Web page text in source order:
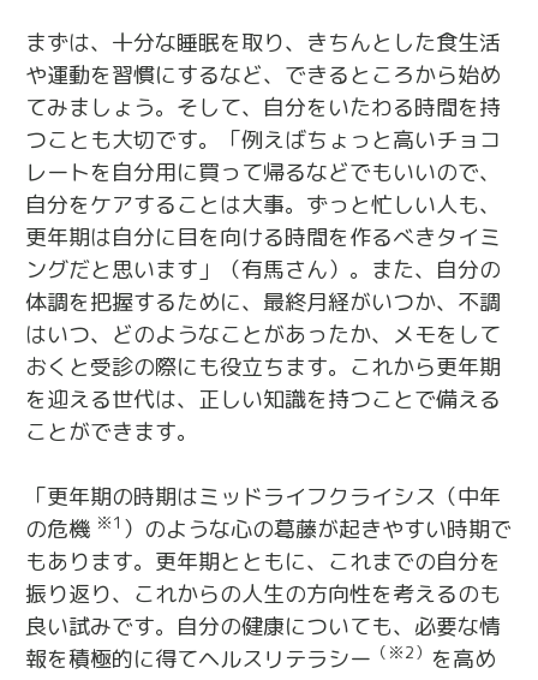
まずは、十分な睡眠を取り、きちんとした食生活
や運動を習慣にするなど、できるところから始め
てみましょう。そして、自分をいたわる時間を持
つことも大切です。「例えばちょっと高いチョコ
レートを自分用に買って帰るなどでもいいので、
自分をケアすることは大事。ずっと忙しい人も、
更年期は自分に目を向ける時間を作るべきタイミ
ングだと思います」（有馬さん）。また、自分の
体調を把握するために、最終月経がいつか、不調
はいつ、どのようなことがあったか、メモをして
おくと受診の際にも役立ちます。これから更年期
を迎える世代は、正しい知識を持つことで備える
ことができます。
「更年期の時期はミッドライフクライシス（中年
の危機 ※1 ）のような心の葛藤が起きやすい時期で
もあります。更年期とともに、これまでの自分を
振り返り、これからの人生の方向性を考えるのも
良い試みです。自分の健康についても、必要な情
報を積極的に得てヘルスリテラシー （※2） を高め